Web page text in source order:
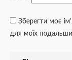
Зберегти моє
для моїх